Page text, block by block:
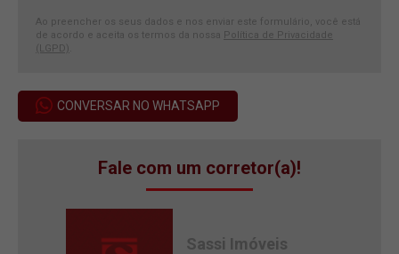
Ao preencher os seus dados e nos enviar este formulário, você está
de acordo e aceita os termos da nossa Política de Privacidade
(LGPD)
CONVERSAR NO WHATSAPP
Fale com um corretor(a)!
Sassi Imóveis